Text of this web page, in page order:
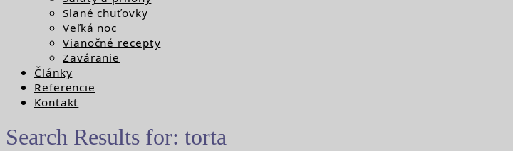
Slané chuťovky
Veľká noc
Vianočné recepty
Zaváranie
Články
Referencie
Kontakt
Search Results for: torta